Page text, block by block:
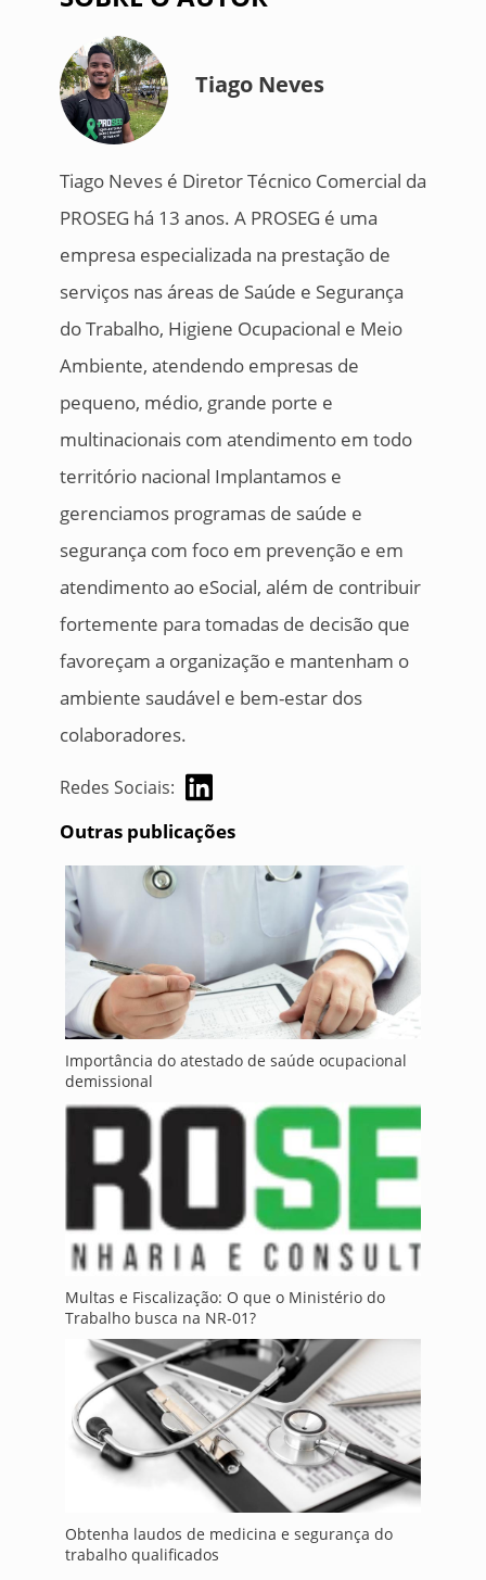
Tiago Neves
Tiago Neves é Diretor Técnico Comercial da
PROSEG há 13 anos. A PROSEG é uma
empresa especializada na prestação de
serviços nas áreas de Saúde e Segurança
do Trabalho, Higiene Ocupacional e Meio
Ambiente, atendendo empresas de
pequeno, médio, grande porte e
multinacionais com atendimento em todo
território nacional Implantamos e
gerenciamos programas de saúde e
segurança com foco em prevenção e em
atendimento ao eSocial, além de contribuir
fortemente para tomadas de decisão que
favoreçam a organização e mantenham o
ambiente saudável e bem-estar dos
colaboradores.
Redes Sociais:
Outras publicações
Importância do atestado de saúde ocupacional
demissional
Multas e Fiscalização: O que o Ministério do
Trabalho busca na NR-01?
Obtenha laudos de medicina e segurança do
trabalho qualificados